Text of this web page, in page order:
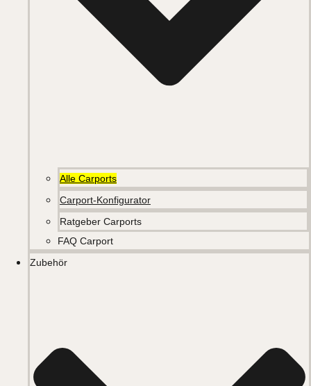
Alle Carports
Carport-Konfigurator
Ratgeber Carports
FAQ Carport
Zubehör